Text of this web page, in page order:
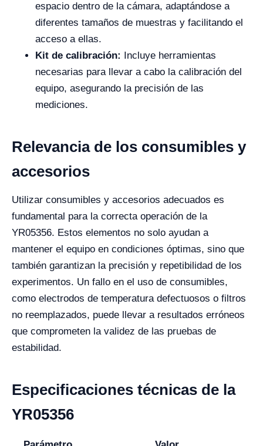
espacio dentro de la cámara, adaptándose a
diferentes tamaños de muestras y facilitando el
acceso a ellas.
Kit de calibración:
Incluye herramientas
necesarias para llevar a cabo la calibración del
equipo, asegurando la precisión de las
mediciones.
Relevancia de los consumibles y
accesorios
Utilizar consumibles y accesorios adecuados es
fundamental para la correcta operación de la
YR05356. Estos elementos no solo ayudan a
mantener el equipo en condiciones óptimas, sino que
también garantizan la precisión y repetibilidad de los
experimentos. Un fallo en el uso de consumibles,
como electrodos de temperatura defectuosos o filtros
no reemplazados, puede llevar a resultados erróneos
que comprometen la validez de las pruebas de
estabilidad.
Especificaciones técnicas de la
YR05356